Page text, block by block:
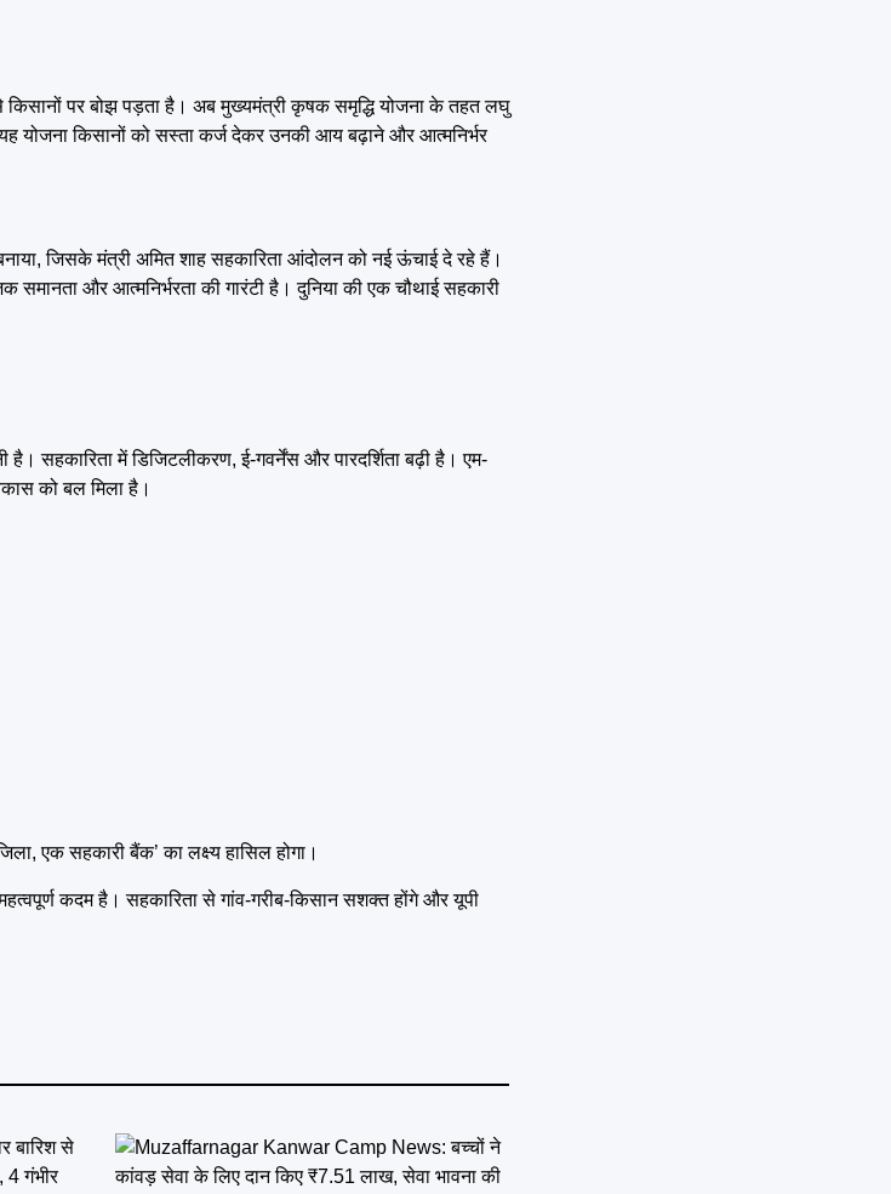
किसानों पर बोझ पड़ता है। अब मुख्यमंत्री कृषक समृद्धि योजना के तहत लघु
योजना किसानों को सस्ता कर्ज देकर उनकी आय बढ़ाने और आत्मनिर्भर
जिसके मंत्री अमित शाह सहकारिता आंदोलन को नई ऊंचाई दे रहे हैं।
समानता और आत्मनिर्भरता की गारंटी है। दुनिया की एक चौथाई सहकारी
सहकारिता में डिजिटलीकरण, ई-गवर्नेंस और पारदर्शिता बढ़ी है। एम-
को बल मिला है।
एक सहकारी बैंक’ का लक्ष्य हासिल होगा।
कदम है। सहकारिता से गांव-गरीब-किसान सशक्त होंगे और यूपी